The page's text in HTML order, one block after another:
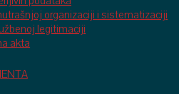
organizaciji i sistematizaciji
legitimaciji
akta